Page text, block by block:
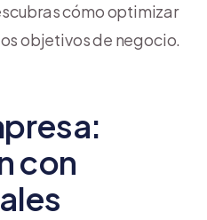
cómo optimizar
objetivos de negocio.
con